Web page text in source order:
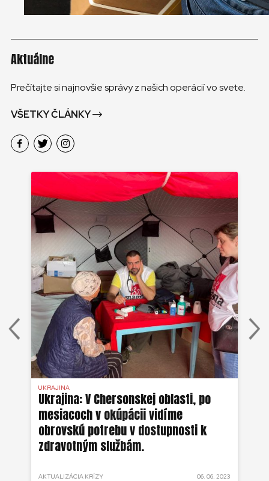
Aktuálne
Prečítajte si najnovšie správy z našich operácií vo svete.
VŠETKY ČLÁNKY
UKRAJINA
Ukrajina: V Chersonskej oblasti, po
mesiacoch v okúpácii vidíme
obrovskú potrebu v dostupnosti k
zdravotným službám.
AKTUALIZÁCIA KRÍZY 06. 06. 2023